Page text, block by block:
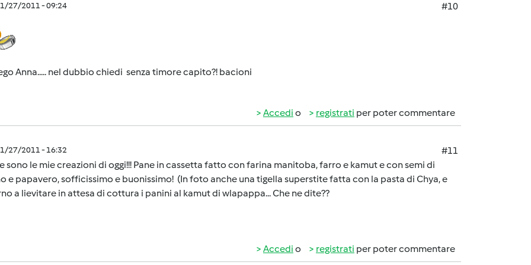
27/2011 - 09:24 #10
Anna..... nel dubbio chiedi senza timore capito?! bacioni
Accedi o registrati per poter commentare
27/2011 - 16:32
#11
sono le mie creazioni di oggi!!! Pane in cassetta fatto con farina manitoba, farro e kamut e con semi di
e papavero, sofficissimo e buonissimo! (In foto anche una tigella superstite fatta con la pasta di Chya, e
a lievitare in attesa di cottura i panini al kamut di wlapappa... Che ne dite??
Accedi o registrati per poter commentare